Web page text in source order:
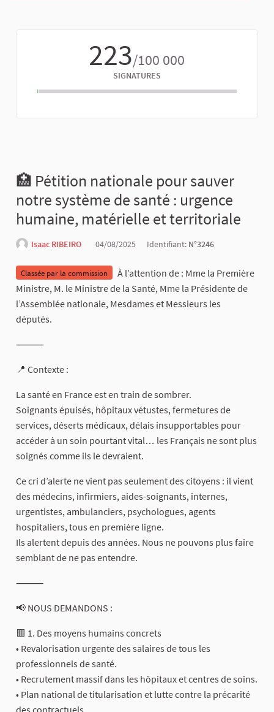
223/100 000
SIGNATURES
🏥 Pétition nationale pour sauver
notre système de santé : urgence
humaine, matérielle et territoriale
Isaac RIBEIRO 04/08/2025 Identifiant: N°3246
Classée par la commission
À l’attention de : Mme la Première
Ministre, M. le Ministre de la Santé, Mme la Présidente de
l’Assemblée nationale, Mesdames et Messieurs les
députés.
⸻
📍 Contexte :
La santé en France est en train de sombrer.
Soignants épuisés, hôpitaux vétustes, fermetures de
services, déserts médicaux, délais insupportables pour
accéder à un soin pourtant vital… les Français ne sont plus
soignés comme ils le devraient.
Ce cri d’alerte ne vient pas seulement des citoyens : il vient
des médecins, infirmiers, aides-soignants, internes,
urgentistes, ambulanciers, psychologues, agents
hospitaliers, tous en première ligne.
Ils alertent depuis des années. Nous ne pouvons plus faire
semblant de ne pas entendre.
⸻
📢 NOUS DEMANDONS :
🟥 1. Des moyens humains concrets
• Revalorisation urgente des salaires de tous les
professionnels de santé.
• Recrutement massif dans les hôpitaux et centres de soins.
• Plan national de titularisation et lutte contre la précarité